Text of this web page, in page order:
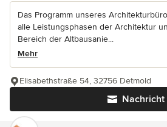
Das Programm unseres
alle Leistungsphasen der Architektur
Bereich der Altbausanie...
Mehr
Nachricht
Elisabethstraße 54, 32756 Detmold